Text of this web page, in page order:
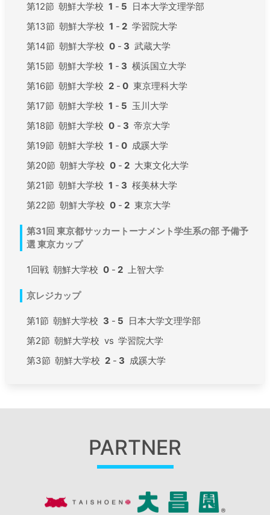
第12節 朝鮮大学校 1 - 5 日本大学文理学部
第13節 朝鮮大学校 1 - 2 学習院大学
第14節 朝鮮大学校 0 - 3 武蔵大学
第15節 朝鮮大学校 1 - 3 横浜国立大学
第16節 朝鮮大学校 2 - 0 東京理科大学
第17節 朝鮮大学校 1 - 5 玉川大学
第18節 朝鮮大学校 0 - 3 帝京大学
第19節 朝鮮大学校 1 - 0 成蹊大学
第20節 朝鮮大学校 0 - 2 大東文化大学
第21節 朝鮮大学校 1 - 3 桜美林大学
第22節 朝鮮大学校 0 - 2 東京大学
第31回 東京都サッカートーナメント学生系の部 予備予
選 東京カップ
1回戦 朝鮮大学校 0 - 2 上智大学
京レジカップ
第1節 朝鮮大学校 3 - 5 日本大学文理学部
第2節 朝鮮大学校 vs 学習院大学
第3節 朝鮮大学校 2 - 3 成蹊大学
PARTNER